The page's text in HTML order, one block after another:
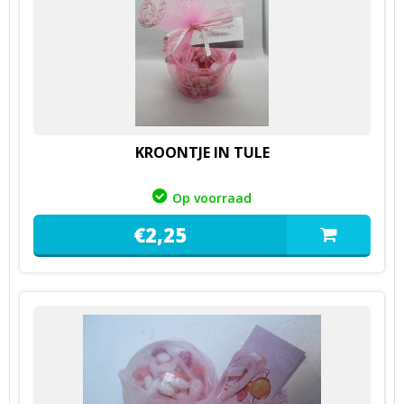
KROONTJE IN TULE
Op voorraad
€2,25